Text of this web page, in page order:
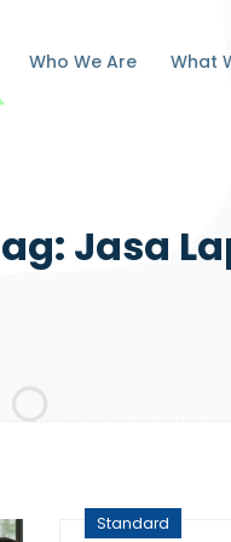
Who We Are What
Jasa
Standard